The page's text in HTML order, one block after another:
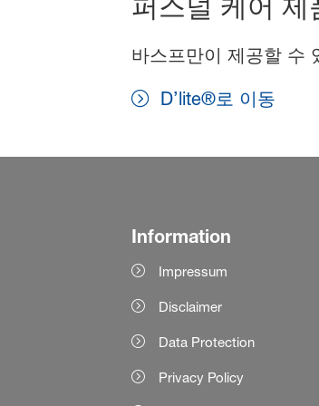
퍼스널 케어
바스프만이 제공할 수
D’lite®로 이동
Information
Impressum
Disclaimer
Data Protection
Privacy Policy